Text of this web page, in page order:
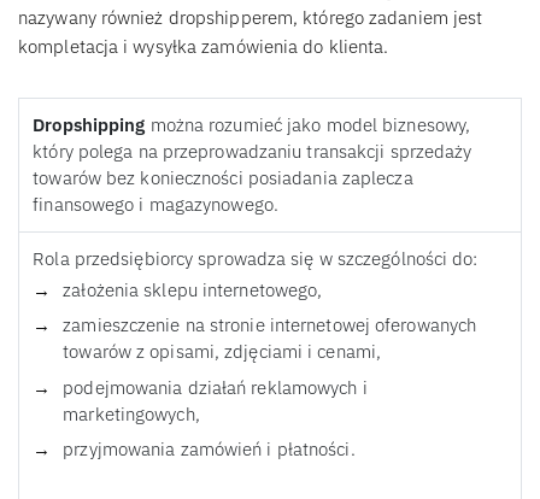
nazywany również dropshipperem, którego zadaniem jest
kompletacja i wysyłka zamówienia do klienta.
Dropshipping można rozumieć jako model biznesowy,
który polega na przeprowadzaniu transakcji sprzedaży
towarów bez konieczności posiadania zaplecza
finansowego i magazynowego.
Rola przedsiębiorcy sprowadza się w szczególności do:
założenia sklepu internetowego,
zamieszczenie na stronie internetowej oferowanych
towarów z opisami, zdjęciami i cenami,
podejmowania działań reklamowych i
marketingowych,
przyjmowania zamówień i płatności.